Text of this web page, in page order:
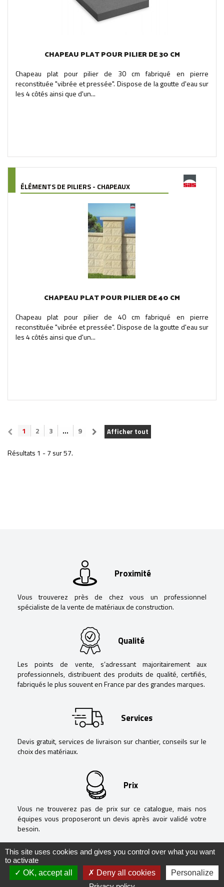
CHAPEAU PLAT POUR PILIER DE 30 CM
Chapeau plat pour pilier de 30 cm fabriqué en pierre
reconstituée "vibrée et pressée". Dispose de la goutte d'eau sur
les 4 côtés ainsi que d'un...
ÉLÉMENTS DE PILIERS - CHAPEAUX
CHAPEAU PLAT POUR PILIER DE 40 CM
Chapeau plat pour pilier de 40 cm fabriqué en pierre
reconstituée "vibrée et pressée". Dispose de la goutte d'eau sur
les 4 côtés ainsi que d'un...
Afficher tout
1 2 3 ... 9
Résultats 1 - 7 sur 57.
Proximité
Vous trouverez près de chez vous un professionnel
spécialiste de la vente de matériaux de construction.
Qualité
Les points de vente, s’adressant majoritairement aux
professionnels, distribuent des produits de qualité, certifiés,
fabriqués le plus souvent en France par des grandes marques.
Services
Devis gratuit, services de livraison sur chantier, conseils sur le
choix des matériaux.
Prix
Vous ne trouverez pas de prix sur ce catalogue, mais nos
équipes vous proposeront un devis après avoir validé votre
besoin.
@ Negoguide - 2020 - Mentions légales- Politique de confidentialité-
This site uses cookies and gives you control over what you want
to activate
OK, accept all
Deny all cookies
Personalize